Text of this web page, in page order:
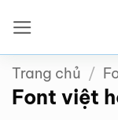
qua
nội
dung
Trang chủ /
Font việt